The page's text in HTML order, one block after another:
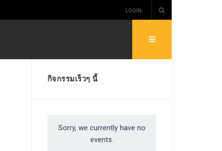
LOGIN
กิจกรรมเร็วๆ นี้
Sorry, we currently have no
events.